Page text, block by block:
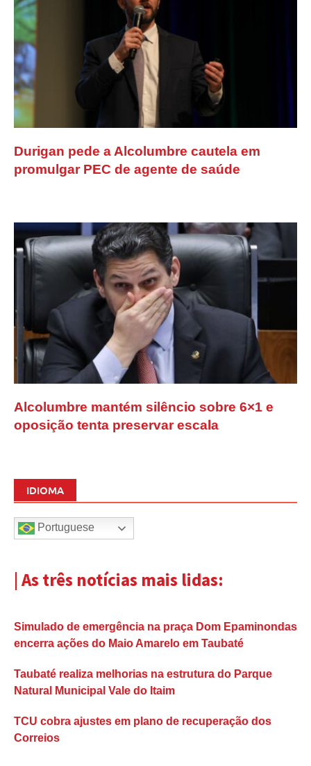
Durigan pede a Alcolumbre cautela em
promulgar PEC de agente de saúde
Alcolumbre mantém silêncio sobre 6×1 e
oposição tenta preservar escala
IDIOMA
Portuguese
| As três notícias mais lidas:
Simulado de emergência na praça Dom Epaminondas
encerra ações do Maio Amarelo em Taubaté
Taubaté realiza melhorias na estrutura do Parque
Natural Municipal Vale do Itaim
TCU cobra ajustes em plano de recuperação dos
Correios